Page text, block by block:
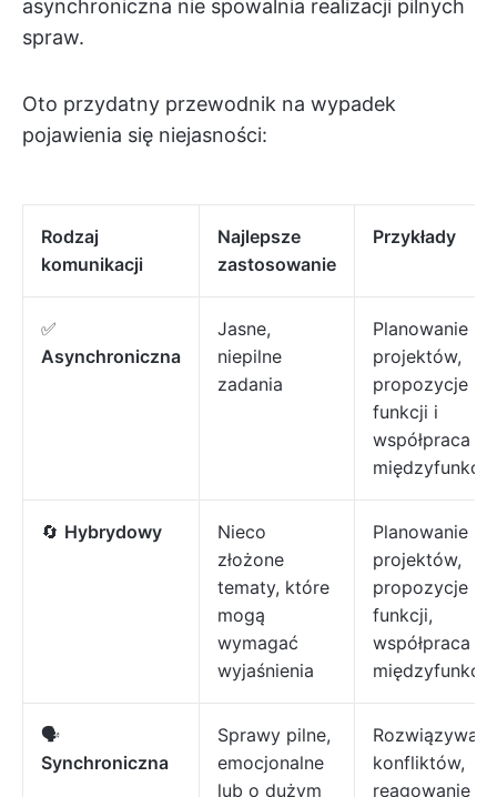
asynchroniczna nie spowalnia realizacji pilnych
spraw.
Oto przydatny przewodnik na wypadek
pojawienia się niejasności:
Rodzaj
komunikacji
Najlepsze
zastosowanie
Przykłady
✅
Asynchroniczna
Jasne,
niepilne
zadania
Planowanie
projektów,
propozycje
funkcji i
współpraca
🔄 Hybrydowy
Nieco
złożone
tematy, które
mogą
wymagać
wyjaśnienia
Planowanie
projektów,
propozycje
funkcji,
współpraca
🗣️
Synchroniczna
Sprawy pilne,
emocjonalne
lub o dużym
konfliktów,
reagowanie na